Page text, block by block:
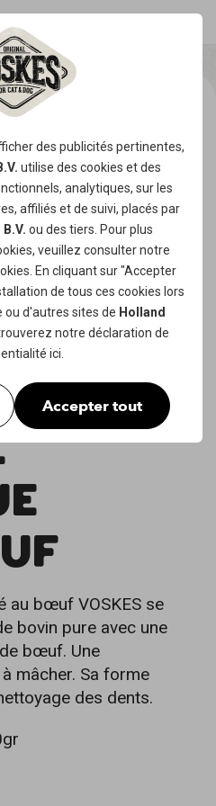
des publicités pertinentes,
utilise des cookies et des
analytiques, sur les
affiliés et de suivi, placés par
ou des tiers. Pour plus
veuillez consulter notre
. En cliquant sur "Accepter
de tous ces cookies lors
ou d'autres sites de Holland
notre déclaration de
ici.
Accepter tout
au bœuf VOSKES se
bovin pure avec une
bœuf. Une
mâcher. Sa forme
des dents.